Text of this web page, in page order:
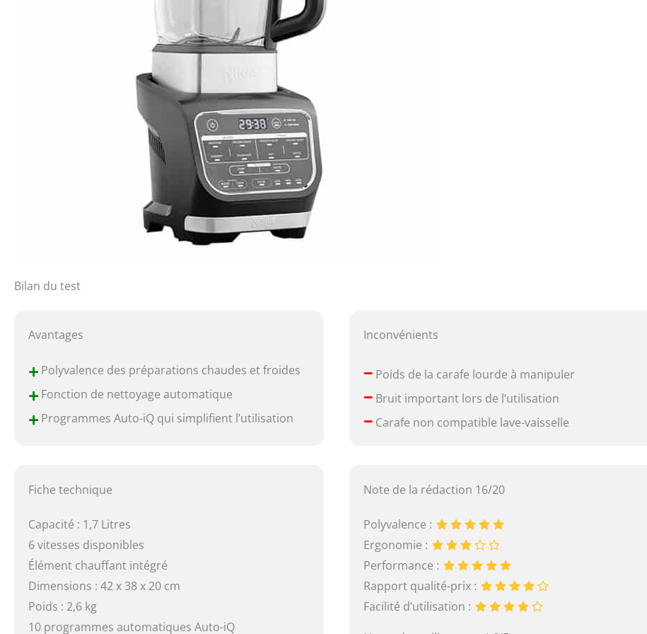
Bilan du test
Avantages
+ Polyvalence des préparations chaudes et froides
+ Fonction de nettoyage automatique
+ Programmes Auto-iQ qui simplifient l’utilisation
Inconvénients
– Poids de la carafe lourde à manipuler
– Bruit important lors de l’utilisation
– Carafe non compatible lave-vaisselle
Fiche technique
Capacité : 1,7 Litres
6 vitesses disponibles
Élément chauffant intégré
Dimensions : 42 x 38 x 20 cm
Poids : 2,6 kg
10 programmes automatiques Auto-iQ
Note de la rédaction 16/20
Polyvalence :
Ergonomie :
Performance :
Rapport qualité-prix :
Facilité d’utilisation :